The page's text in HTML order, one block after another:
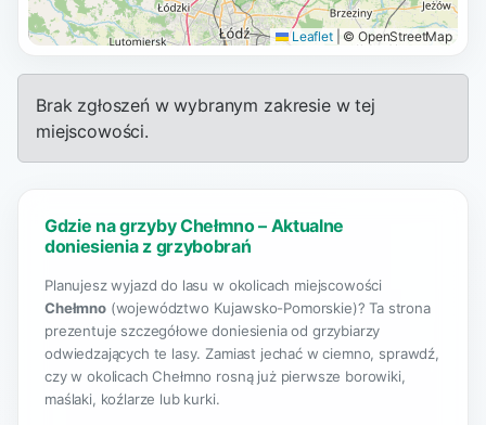
Leaflet © OpenStreetMap
Brak zgłoszeń w wybranym zakresie w tej
miejscowości.
Gdzie na grzyby Chełmno – Aktualne
doniesienia z grzybobrań
Planujesz wyjazd do lasu w okolicach miejscowości
Chełmno(województwo Kujawsko-Pomorskie)? Ta strona
prezentuje szczegółowe doniesienia od grzybiarzy
odwiedzających te lasy. Zamiast jechać w ciemno, sprawdź,
czy w okolicach Chełmno rosną już pierwsze borowiki,
maślaki, koźlarze lub kurki.